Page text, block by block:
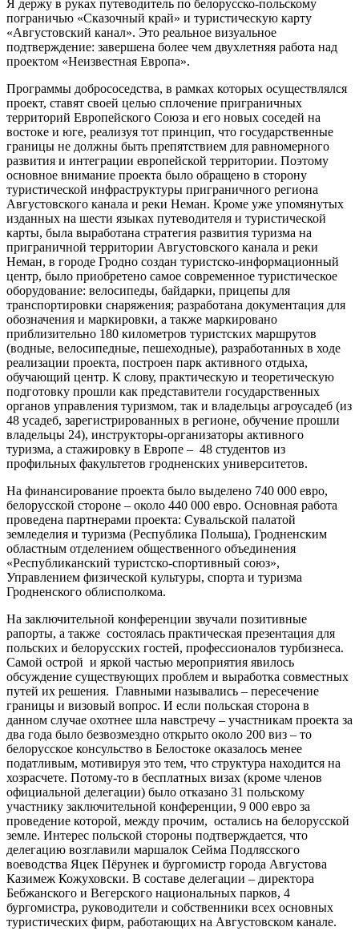
Я держу в руках путеводитель по белорусско-польскому
пограничью «Сказочный край» и туристическую карту
«Августовский канал». Это реальное визуальное
подтверждение: завершена более чем двухлетняя работа над
проектом «Неизвестная Европа».
Программы добрососедства, в рамках которых осуществлялся
проект, ставят своей целью сплочение приграничных
территорий Европейского Союза и его новых соседей на
востоке и юге, реализуя тот принцип, что государственные
границы не должны быть препятствием для равномерного
развития и интеграции европейской территории. Поэтому
основное внимание проекта было обращено в сторону
туристической инфраструктуры приграничного региона
Августовского канала и реки Неман. Кроме уже упомянутых
изданных на шести языках путеводителя и туристической
карты, была выработана стратегия развития туризма на
приграничной территории Августовского канала и реки
Неман, в городе Гродно создан туристско-информационный
центр, было приобретено самое современное туристическое
оборудование: велосипеды, байдарки, прицепы для
транспортировки снаряжения; разработана документация для
обозначения и маркировки, а также маркировано
приблизительно 180 километров туристских маршрутов
(водные, велосипедные, пешеходные), разработанных в ходе
реализации проекта, построен парк активного отдыха,
обучающий центр. К слову, практическую и теоретическую
подготовку прошли как представители государственных
органов управления туризмом, так и владельцы агроусадеб (из
48 усадеб, зарегистрированных в регионе, обучение прошли
владельцы 24), инструкторы-организаторы активного
туризма, а стажировку в Европе – 48 студентов из
профильных факультетов гродненских университетов.
На финансирование проекта было выделено 740 000 евро,
белорусской стороне – около 440 000 евро. Основная работа
проведена партнерами проекта: Сувальской палатой
земледелия и туризма (Республика Польша), Гродненским
областным отделением общественного объединения
«Республиканский туристско-спортивный союз»,
Управлением физической культуры, спорта и туризма
Гродненского облисполкома.
На заключительной конференции звучали позитивные
рапорты, а также состоялась практическая презентация для
польских и белорусских гостей, профессионалов турбизнеса.
Самой острой и яркой частью мероприятия явилось
обсуждение существующих проблем и выработка совместных
путей их решения. Главными назывались – пересечение
границы и визовый вопрос. И если польская сторона в
данном случае охотнее шла навстречу – участникам проекта за
два года было безвозмездно открыто около 200 виз – то
белорусское консульство в Белостоке оказалось менее
податливым, мотивируя это тем, что структура находится на
хозрасчете. Потому-то в бесплатных визах (кроме членов
официальной делегации) было отказано 31 польскому
участнику заключительной конференции, 9 000 евро за
проведение которой, между прочим, остались на белорусской
земле. Интерес польской стороны подтверждается, что
делегацию возглавили маршалок Сейма Подлясского
воеводства Яцек Пёрунек и бургомистр города Августова
Казимеж Кожуховски. В составе делегации – директора
Бебжанского и Вегерского национальных парков, 4
бургомистра, руководители и собственники всех основных
туристических фирм, работающих на Августовском канале.